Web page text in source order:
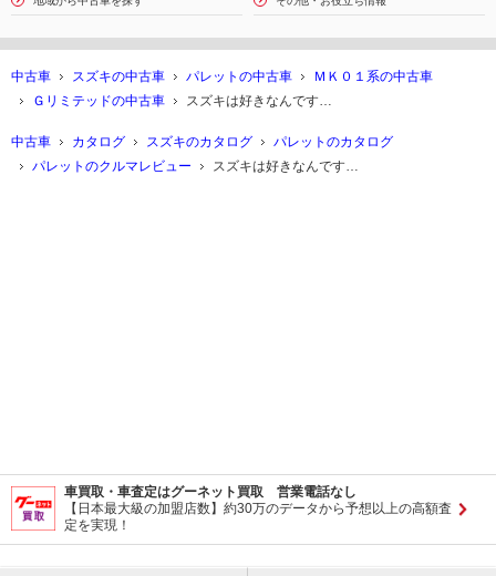
中古車 スズキの中古車 パレットの中古車
ＭＫ０１系の中古車
Ｇリミテッドの中古車
スズキは好きなんです…
中古車 カタログ スズキのカタログ
パレットのカタログ
パレットのクルマレビュー
スズキは好きなんです…
車買取・車査定はグーネット買取 営業電話なし
【日本最大級の加盟店数】約30万のデータから予想以上の高額査
定を実現！